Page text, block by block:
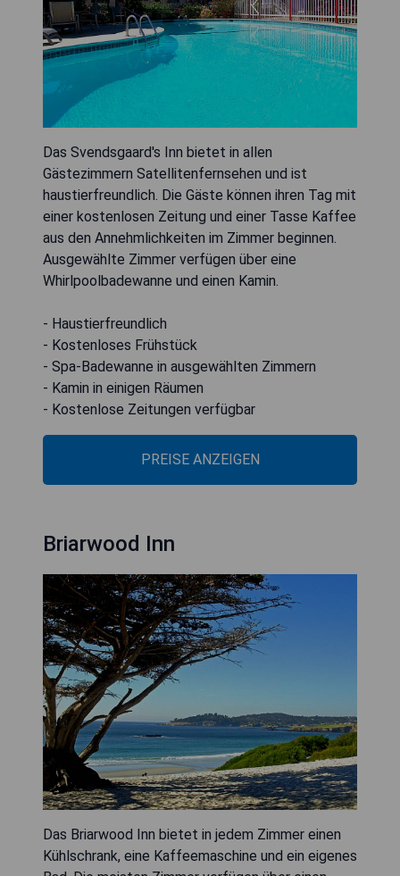
Das Svendsgaard's Inn bietet in allen
Gästezimmern Satellitenfernsehen und ist
haustierfreundlich. Die Gäste können ihren Tag mit
einer kostenlosen Zeitung und einer Tasse Kaffee
aus den Annehmlichkeiten im Zimmer beginnen.
Ausgewählte Zimmer verfügen über eine
Whirlpoolbadewanne und einen Kamin.
- Haustierfreundlich
- Kostenloses Frühstück
- Spa-Badewanne in ausgewählten Zimmern
- Kamin in einigen Räumen
- Kostenlose Zeitungen verfügbar
PREISE ANZEIGEN
Briarwood Inn
Das Briarwood Inn bietet in jedem Zimmer einen
Kühlschrank, eine Kaffeemaschine und ein eigenes